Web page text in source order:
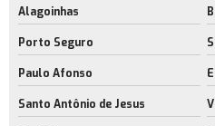
Alagoinhas
Porto Seguro
Paulo Afonso
Santo Antônio de Jesus